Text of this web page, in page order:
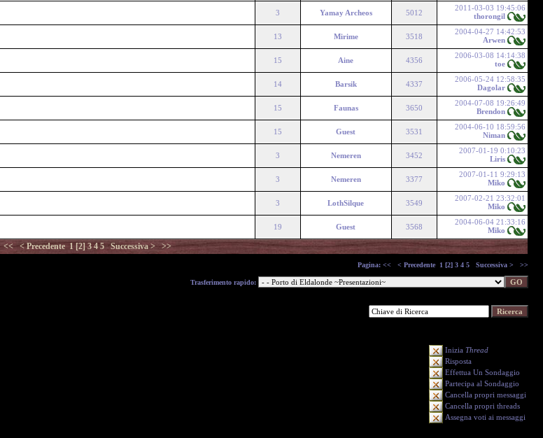
3 Yamay Archeos 5012
2011-03-03 19:45:06
thorongil
13 Mirime 3518
2004-04-27 14:42:53
Arwen
15 Aine 4356
2006-03-08 14:14:38
toe
14 Barsik 4337
2006-05-24 12:58:35
Dagolar
15 Faunas 3650
2004-07-08 19:26:49
Brendon
15 Guest 3531
2004-06-10 18:59:56
Niman
3 Nemeren 3452
2007-01-19 0:10:23
Liris
3 Nemeren 3377
2007-01-11 9:29:13
Miko
3 LothSilque 3549
2007-02-21 23:32:01
Miko
19 Guest 3568
2004-06-04 21:33:16
Miko
<< < Precedente 1 [2] 3 4 5 Successiva > >>
Pagina: << < Precedente 1 [2] 3 4 5 Successiva > >>
Trasferimento rapido:
Inizia Thread
Risposta
Effettua Un Sondaggio
Partecipa al Sondaggio
Cancella propri messaggi
Cancella propri threads
Assegna voti ai messaggi